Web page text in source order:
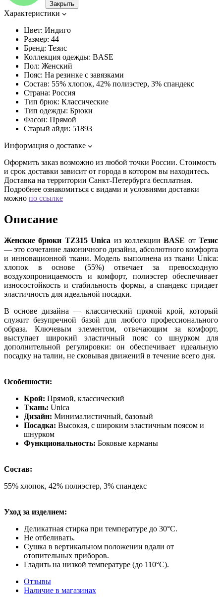
Закрыть
Характеристики
Цвет: Индиго
Размер: 44
Бренд: Тезис
Коллекция одежды: BASE
Пол: Женский
Пояс: На резинке с завязками
Состав: 55% хлопок, 42% полиэстер, 3% спандекс
Страна: Россия
Тип брюк: Классические
Тип одежды: Брюки
Фасон: Прямой
Старый айди: 51893
Информация о доставке
Оформить заказ возможно из любой точки России. Стоимость
и срок доставки зависит от города в котором вы находитесь.
Доставка на территории Санкт-Петербурга бесплатная.
Подробнее ознакомиться с видами и условиями доставки
можно по ссылке
Описание
Женские брюки TZ315 Unica из коллекцииBASE от Тезис
— это сочетание лаконичного дизайна, абсолютного комфорта
и инновационной ткани. Модель выполнена из ткани Unica:
хлопок в основе (55%) отвечает за превосходную
воздухопроницаемость и комфорт, полиэстер обеспечивает
износостойкость и стабильность формы, а спандекс придает
эластичность для идеальной посадки.
В основе дизайна — классический прямой крой, который
служит безупречной базой для любого профессионального
образа. Ключевым элементом, отвечающим за комфорт,
выступает широкий эластичный пояс со шнурком для
дополнительной регулировки: он обеспечивает идеальную
посадку на талии, не сковывая движений в течение всего дня.
Особенности:
Крой: Прямой, классический
Ткань: Unica
Дизайн: Минималистичный, базовый
Посадка: Высокая, с широким эластичным поясом и
шнурком
Функциональность: Боковые карманы
Состав:
55% хлопок, 42% полиэстер, 3% спандекс
Уход за изделием:
Деликатная стирка при температуре до 30°C.
Не отбеливать.
Сушка в вертикальном положении вдали от
отопительных приборов.
Гладить на низкой температуре (до 110°C).
Отзывы
Наличие в магазинах